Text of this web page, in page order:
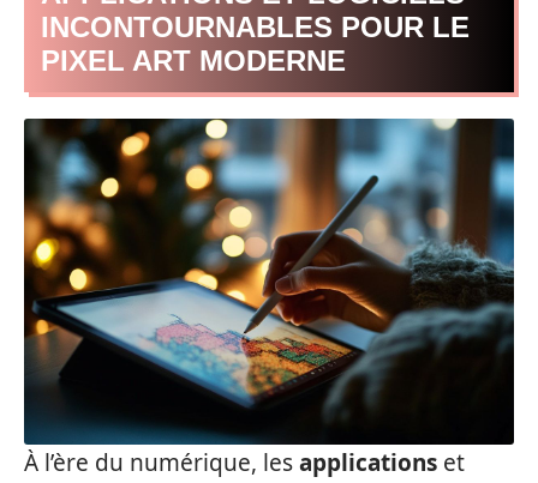
INCONTOURNABLES POUR LE
PIXEL ART MODERNE
À l’ère du numérique, lesapplications et